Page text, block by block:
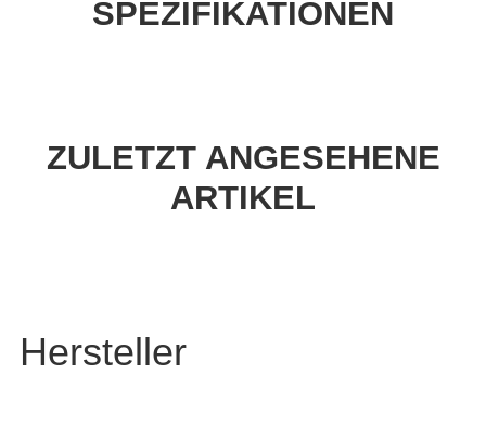
SPEZIFIKATIONEN
ZULETZT ANGESEHENE
ARTIKEL
Hersteller